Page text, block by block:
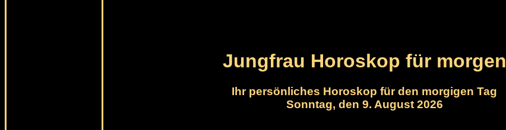
Jungfrau Horoskop für morgen
Ihr persönliches Horoskop für den morgigen Tag
Sonntag, den 9. August 2026